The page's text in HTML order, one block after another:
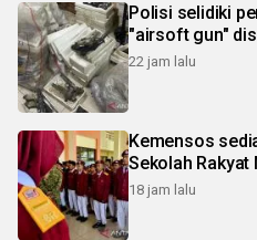
Polisi selidiki
"airsoft gun"
22 jam lalu
Kemensos
Sekolah Rakyat
18 jam lalu